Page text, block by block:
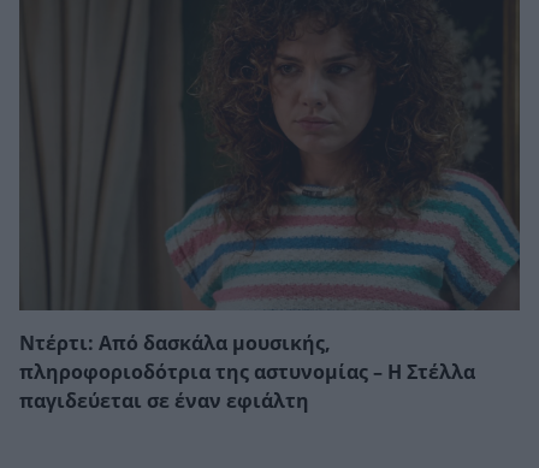
Ντέρτι: Από δασκάλα μουσικής,
πληροφοριοδότρια της αστυνομίας – Η Στέλλα
παγιδεύεται σε έναν εφιάλτη